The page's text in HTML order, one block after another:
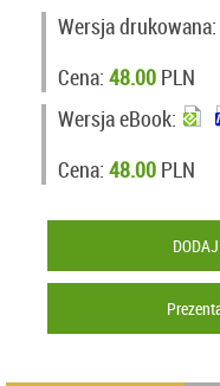
Wersja drukowana:
Cena: 48.00 PLN
Wersja eBook:
Cena: 48.00 PLN